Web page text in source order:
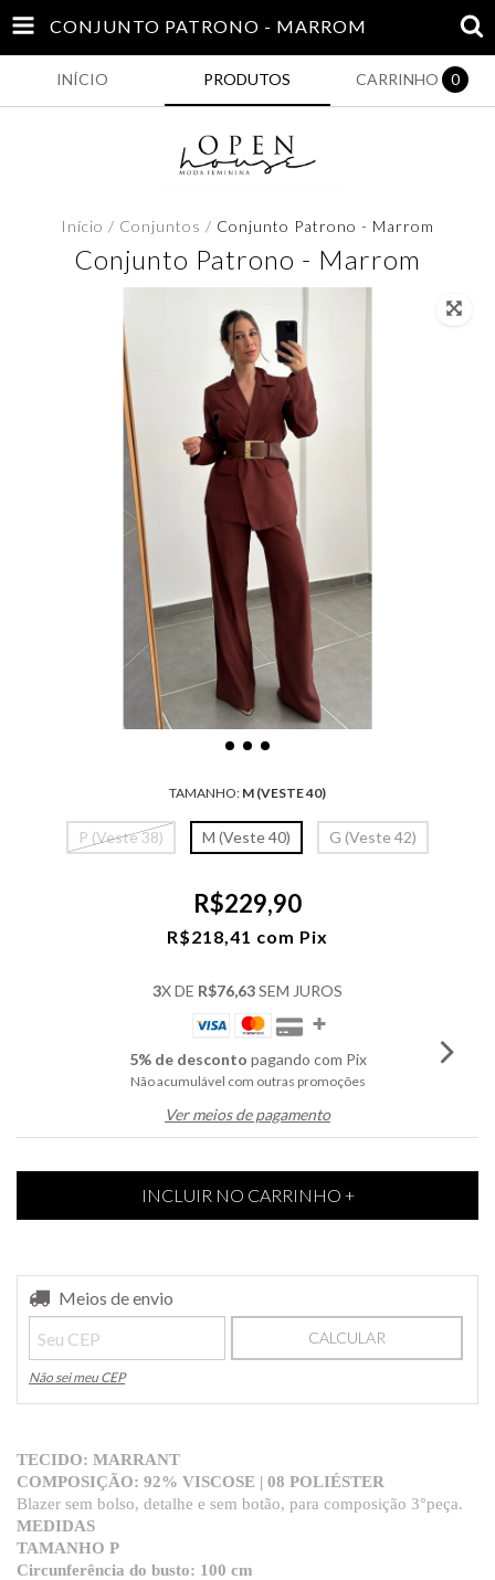
CONJUNTO PATRONO - MARROM
INÍCIO PRODUTOS CARRINHO 0
Início / Conjuntos / Conjunto Patrono - Marrom
Conjunto Patrono - Marrom
TAMANHO: M (VESTE 40)
P (Veste 38) M (Veste 40) G (Veste 42)
R$229,90
R$218,41 com Pix
3X DE R$76,63SEM JUROS
5% de desconto pagando com Pix
Não acumulável com outras promoções
Ver meios de pagamento
Entregas para o CEP:
Meios de envio
CALCULAR
Não sei meu CEP
TECIDO: MARRANT
COMPOSIÇÃO: 92% VISCOSE | 08 POLIÉSTER
Blazer sem bolso, detalhe e sem botão, para composição 3°peça.
MEDIDAS
TAMANHO P
Circunferência do busto: 100 cm